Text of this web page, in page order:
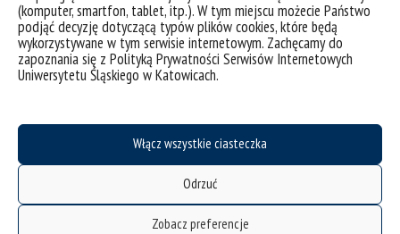
(komputer, smartfon, tablet, itp.). W tym miejscu możecie Państwo
podjąć decyzję dotyczącą typów plików cookies, które będą
wykorzystywane w tym serwisie internetowym. Zachęcamy do
zapoznania się z Polityką Prywatności Serwisów Internetowych
Uniwersytetu Śląskiego w Katowicach.
Włącz wszystkie ciasteczka
Odrzuć
Zobacz preferencje
deklaracja dostępności